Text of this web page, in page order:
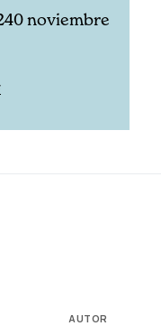
noviembre
AUTOR